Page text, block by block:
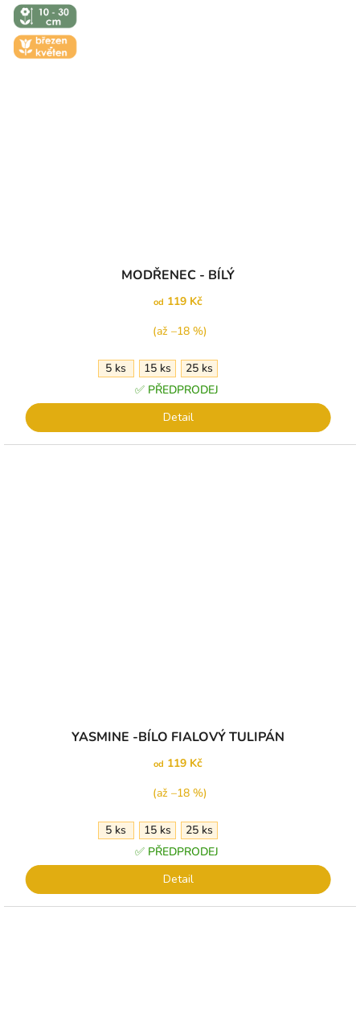
↕️ VÝŠKA 10
- 30 CM
🌼 KVĚT -
ÚNOR
MODŘENEC - BÍLÝ
od 119 Kč
(až –18 %)
5 ks 15 ks
25 ks
✅ PŘEDPRODEJ
Detail
YASMINE -BÍLO FIALOVÝ TULIPÁN
od 119 Kč
(až –18 %)
5 ks 15 ks
25 ks
✅ PŘEDPRODEJ
Detail